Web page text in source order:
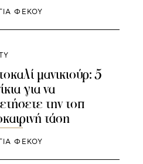
ΦΕΚΟΥ
μανικιούρ: 5
για να
την τοπ
τάση
ΦΕΚΟΥ